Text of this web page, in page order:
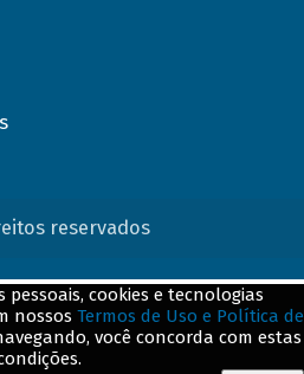
reservados
pessoais, cookies e tecnologias
nossos Termos de Uso e Política de
você concorda com estas